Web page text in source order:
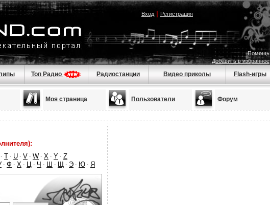
Вход| Регистрация
Помощь
Добавить в избранное
Топ Радио Радиостанции Видео приколы Flash-игры
Моя страница Пользователи Форум
· T · U · V · W · X · Y · Z
· Ф · Х · Ц · Ч · Ш · Щ · Э · Ю · Я